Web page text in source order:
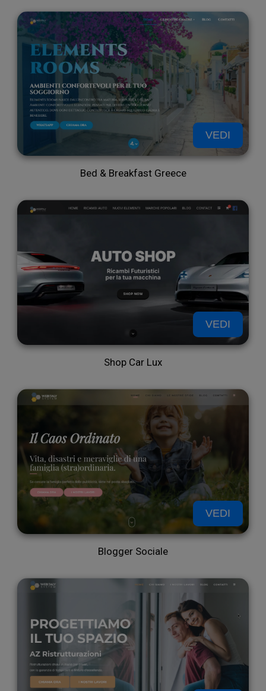
Bed & Breakfast Greece
VEDI
Shop Car Lux
VEDI
Blogger Sociale
VEDI
il